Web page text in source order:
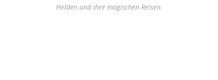
Helden und ihre magischen Reisen.